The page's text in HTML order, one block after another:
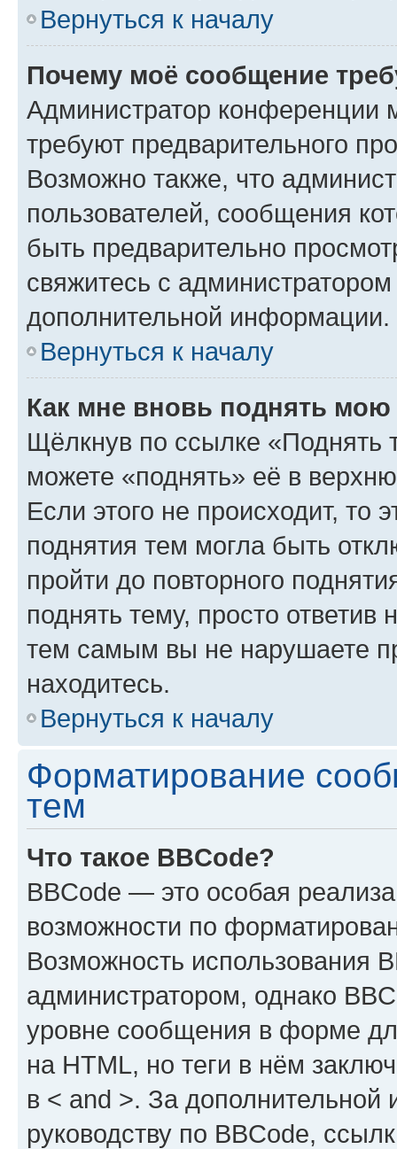
Вернуться к началу
Почему моё сообщение
Администратор конференции
требуют предварительного
Возможно также, что
пользователей, сообщения
быть предварительно
свяжитесь с
дополнительной информации.
Вернуться к началу
Как мне вновь поднять мою
Щёлкнув по ссылке «Поднять
можете «поднять» её в
Если этого не происходит, то
поднятия тем могла быть
пройти до повторного
поднять тему, просто ответив
тем самым вы не нарушаете
находитесь.
Вернуться к началу
Форматирование
тем
Что такое BBCode?
BBCode — это особая
возможности по
Возможность использования
администратором, однако
уровне сообщения в форме
на HTML, но теги в нём
в < and >. За
руководству по BBCode,